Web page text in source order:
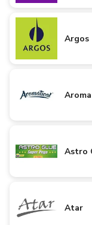
Argos
Astro
Atar